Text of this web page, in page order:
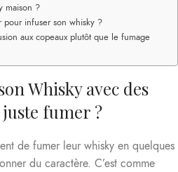
maison ?
infuser son whisky ?
aux copeaux plutôt que le fumage
Whisky avec des
juste fumer ?
de fumer leur whisky en quelques
du caractère. C’est comme